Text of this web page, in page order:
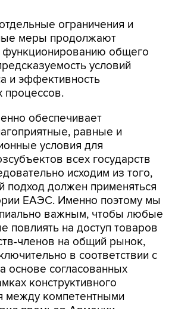
ограничения и
меры продолжают
функционированию общего
условий
и эффективность
процессов.
обеспечивает
равные и
условия для
всех государств
исходим из того,
подход должен применяться
ЕАЭС. Именно поэтому мы
важным, чтобы любые
повлиять на доступ товаров
членов на общий рынок,
в соответствии с
основе согласованных
конструктивного
между компетентными